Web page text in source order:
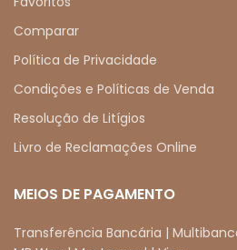
Comparar
Política de Privacidade
Condições e Políticas de Venda
Resolução de Litígios
Livro de Reclamações Online
MEIOS DE PAGAMENTO
Transferência Bancária |